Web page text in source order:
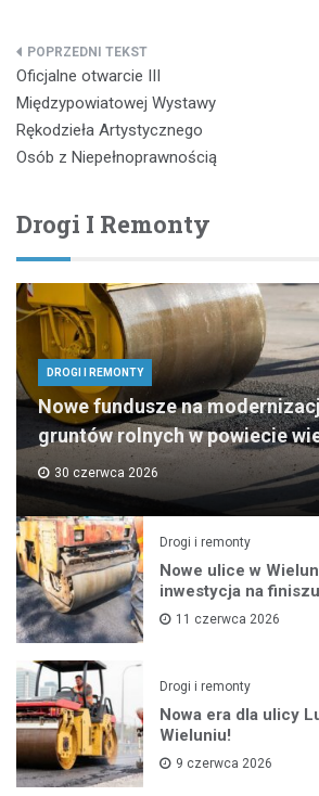
Nawigacja
wpisu
Oficjalne otwarcie III
Międzypowiatowej Wystawy
Rękodzieła Artystycznego
Osób z Niepełnoprawnością
Drogi I Remonty
DROGI I REMONTY
Nowe fundusze na
gruntów rolnych w powiecie
30 czerwca 2026
Drogi i remonty
Nowe ulice w
inwestycja na
11 czerwca 2026
Drogi i remonty
Nowa era dla ulicy
Wieluniu!
9 czerwca 2026